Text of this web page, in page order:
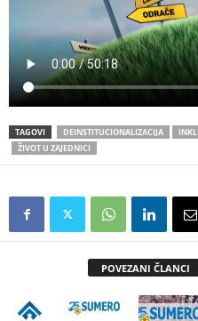
TAGOVI DEINSTITUCIONALIZACIJA
ŽIVOT U ZAJEDNICI
POVEZANI ČLANCI